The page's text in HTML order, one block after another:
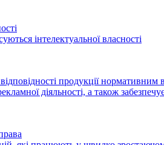
інтелектуальної власності
продукції нормативним
діяльності, а також